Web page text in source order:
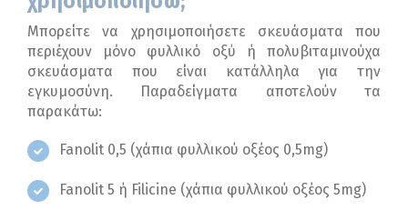
Μπορείτε να χρησιμοποιήσετε σκευάσματα που
περιέχουν μόνο φυλλικό οξύ ή πολυβιταμινούχα
σκευάσματα που είναι κατάλληλα για την
εγκυμοσύνη. Παραδείγματα αποτελούν τα
παρακάτω:
Fanolit 0,5 (χάπια φυλλικού οξέος 0,5mg)
Fanolit 5 ή Filicine (χάπια φυλλικού οξέος 5mg)